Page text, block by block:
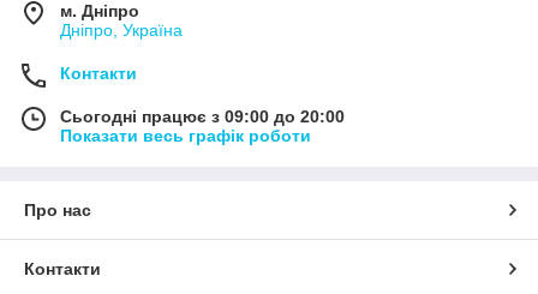
м. Дніпро
Дніпро, Україна
Контакти
Сьогодні працює з 09:00 до 20:00
Показати весь графік роботи
Про нас
Контакти